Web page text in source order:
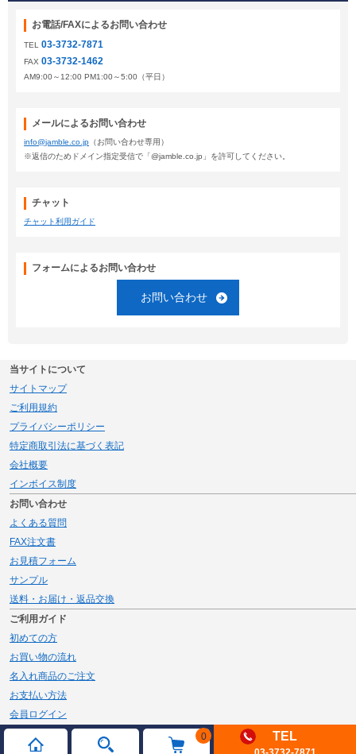
0 TEL
お電話/FAXによるお問い合わせ
TEL 03-3732-7871
FAX 03-3732-1462
AM9:00～12:00 PM1:00～5:00（平日）
メールによるお問い合わせ
info@jamble.co.jp （お問い合わせ専用）
※返信のためドメイン指定受信で「@jamble.co.jp」を許可してください。
チャット
チャット利用ガイド
フォームによるお問い合わせ
お問い合わせ
当サイトについて
サイトマップ
ご利用規約
プライバシーポリシー
特定商取引法に基づく表記
会社概要
インボイス制度
お問い合わせ
よくある質問
FAX注文書
お見積フォーム
サンプル
送料・お届け・返品交換
ご利用ガイド
初めての方
お買い物の流れ
名入れ商品のご注文
お支払い方法
会員ログイン
メルマガ登録